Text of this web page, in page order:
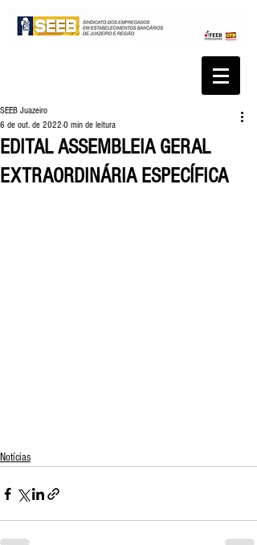
EDITAL ASSEMBLEIA GERAL
EXTRAORDINÁRIA ESPECÍFICA
SEEB Juazeiro
6 de out. de 2022 0 min de leitura
Notícias